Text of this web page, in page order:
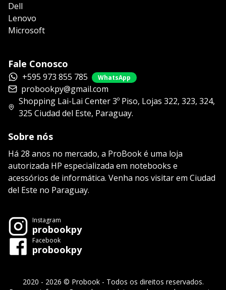
Dell
Lenovo
Microsoft
Fale Conosco
+595 973 855 785 WhatsApp
probookpy@gmail.com
Shopping Lai-Lai Center 3º Piso, Lojas 322, 323, 324,
325 Ciudad del Este, Paraguay.
Sobre nós
Há 28 anos no mercado, a ProBook é uma loja
autorizada HP especializada em notebooks e
acessórios de informática. Venha nos visitar em Ciudad
del Este no Paraguay.
Instagram
probookpy
Facebook
probookpy
2020 - 2026 © Probook - Todos os direitos reservados.